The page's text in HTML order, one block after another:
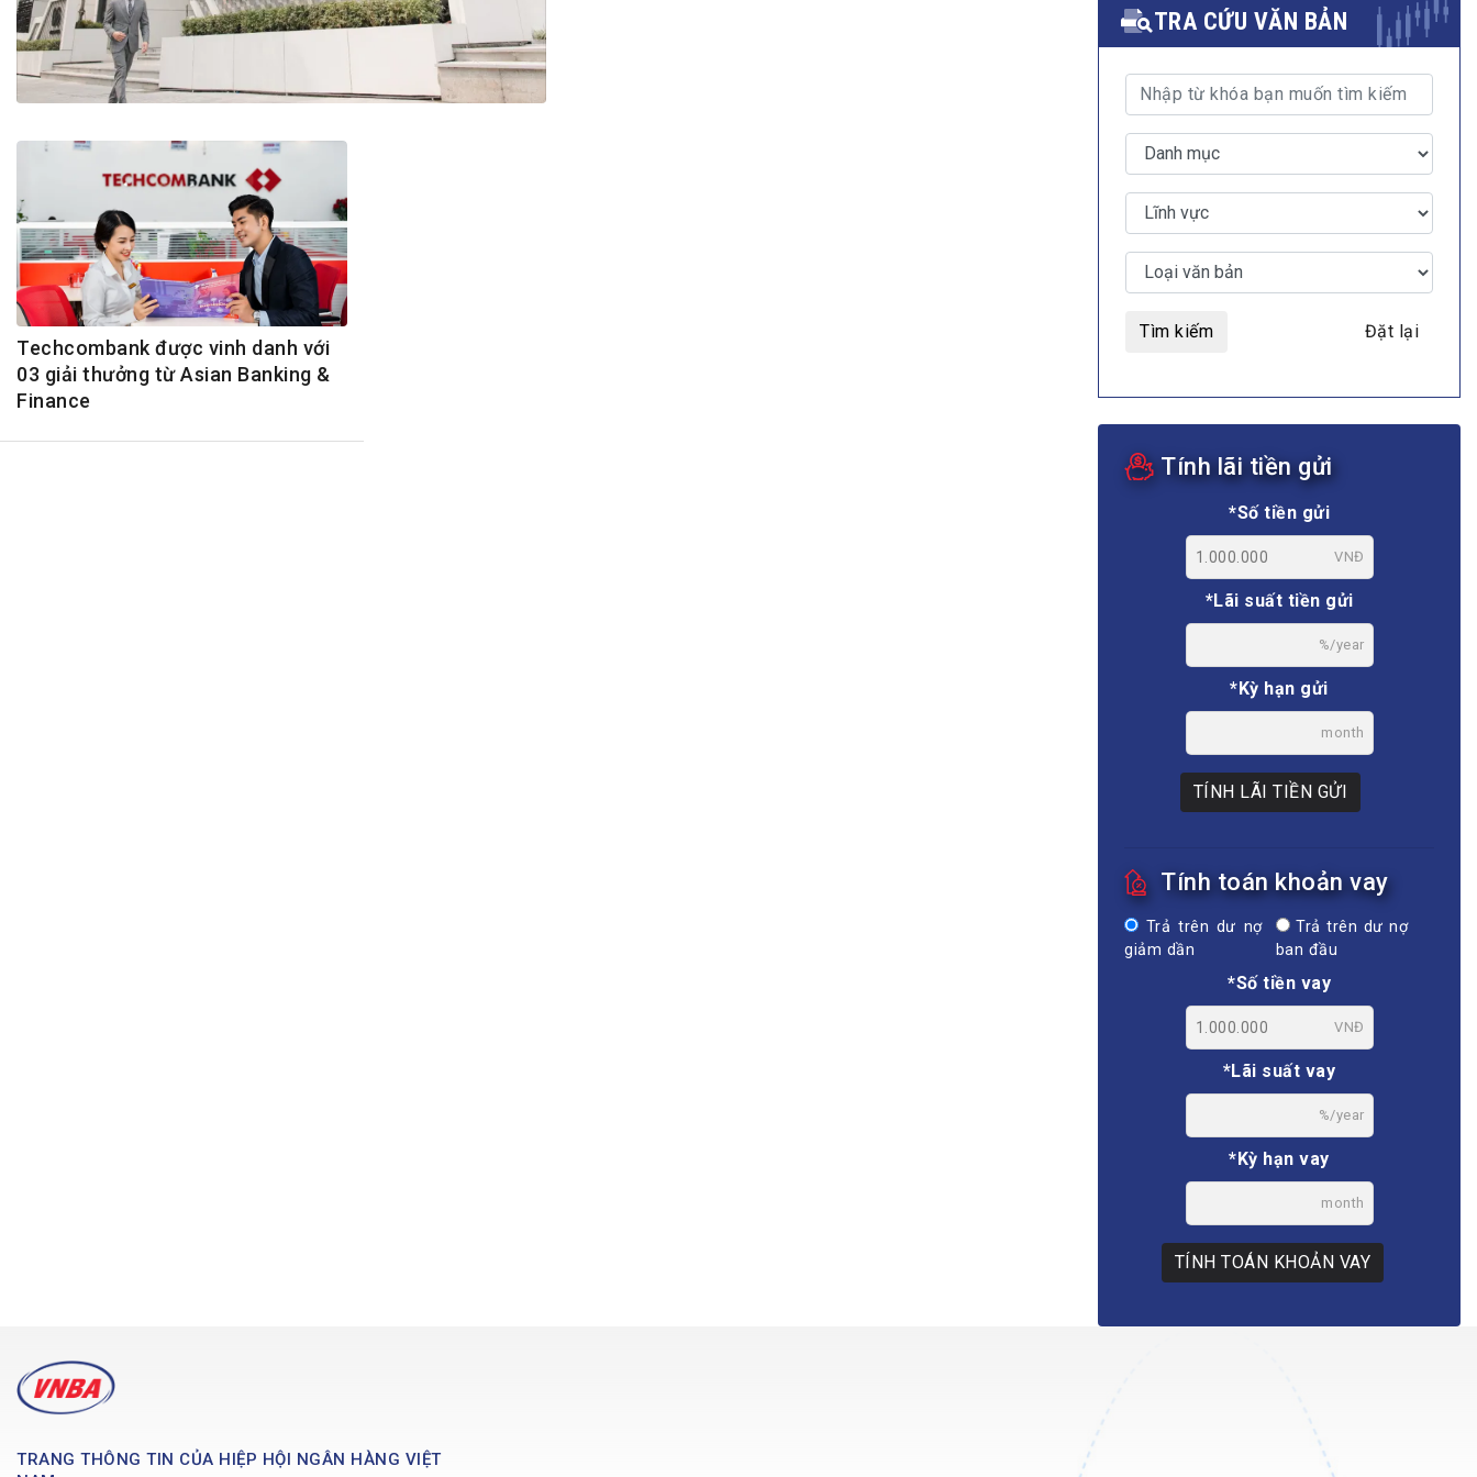
Bộ Chuẩn mực Đạo đức nghề nghiệp
Đối tác
Đấu giá tài sản
Thanh toán –Thẻ
Nhà quản trị
GÓP Ý CHÍNH SÁCH
Dự thảo luật
Tư vấn – Hỏi đáp
Tra cứu văn bản
MULTIMEDIA
Video
E-magazines
Techcombank được vinh danh với
03 giải thưởng từ Asian Banking &
Finance
TRA CỨU VĂN BẢN
Tìm kiếm Đặt lại
Tính lãi tiền gửi
*Số tiền gửi
VNĐ
*Lãi suất tiền gửi
%/year
*Kỳ hạn gửi
month
TÍNH LÃI TIỀN GỬI
Tính toán khoản vay
Trả trên dư nợ
giảm dần
Trả trên dư nợ
ban đầu
*Số tiền vay
VNĐ
*Lãi suất vay
%/year
*Kỳ hạn vay
month
TÍNH TOÁN KHOẢN VAY
TRANG THÔNG TIN CỦA HIỆP HỘI NGÂN HÀNG VIỆT